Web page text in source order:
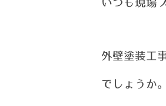
いつ も現場
外壁塗装工
でしょうか